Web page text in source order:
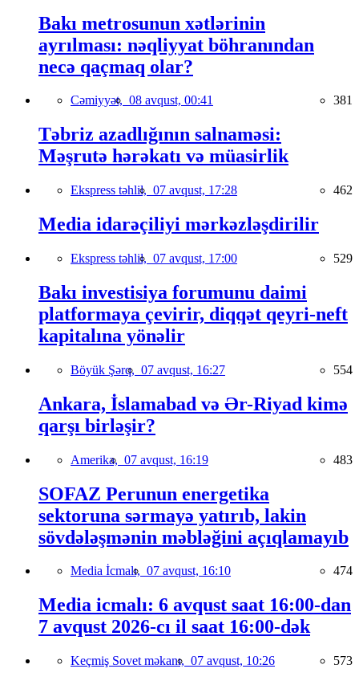
Bakı metrosunun xətlərinin
ayrılması: nəqliyyat böhranından
necə qaçmaq olar?
Cəmiyyət, 08 avqust, 00:41 381
Təbriz azadlığının salnaməsi:
Məşrutə hərəkatı və müasirlik
Ekspress təhlil, 07 avqust, 17:28 462
Media idarəçiliyi mərkəzləşdirilir
Ekspress təhlil, 07 avqust, 17:00 529
Bakı investisiya forumunu daimi
platformaya çevirir, diqqət qeyri-neft
kapitalına yönəlir
Böyük Şərq, 07 avqust, 16:27 554
Ankara, İslamabad və Ər-Riyad kimə
qarşı birləşir?
Amerika, 07 avqust, 16:19 483
SOFAZ Perunun energetika
sektoruna sərmayə yatırıb, lakin
sövdələşmənin məbləğini açıqlamayıb
Media İcmalı, 07 avqust, 16:10 474
Media icmalı: 6 avqust saat 16:00-dan
7 avqust 2026-cı il saat 16:00-dək
Keçmiş Sovet məkanı, 07 avqust, 10:26 573